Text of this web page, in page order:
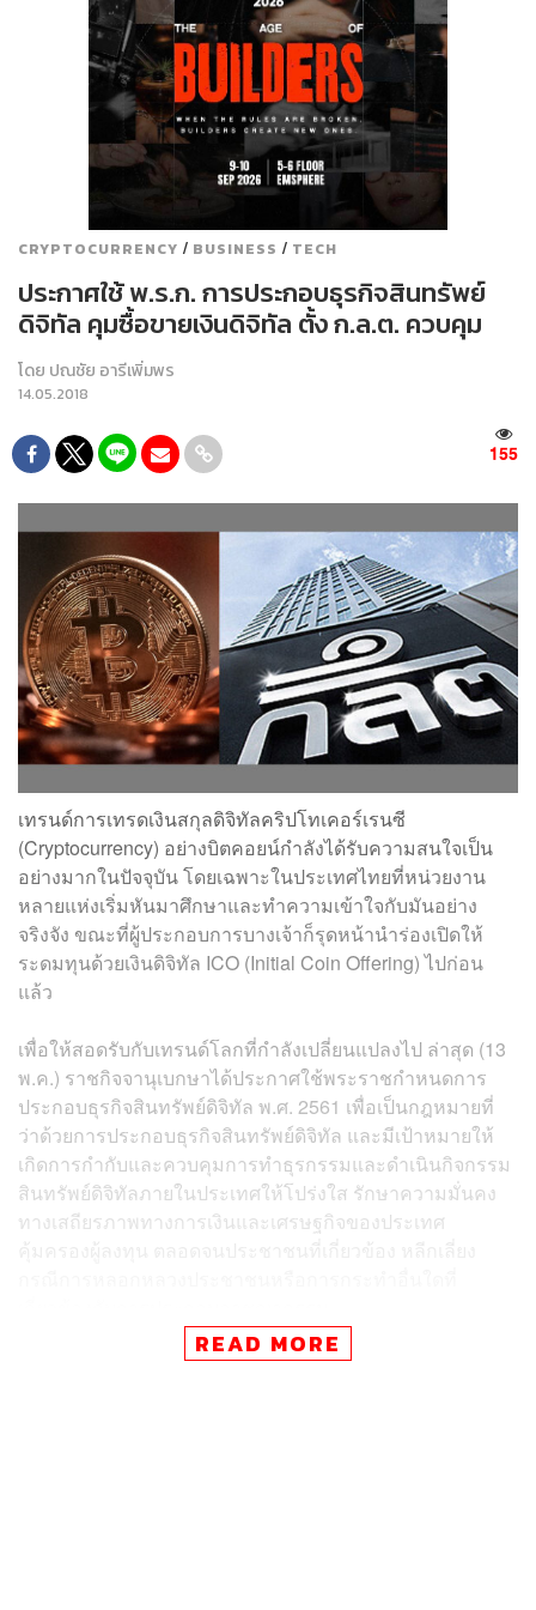
CRYPTOCURRENCY / BUSINESS / TECH
ประกาศใช้ พ.ร.ก. การประกอบธุรกิจสินทรัพย์
ดิจิทัล คุมซื้อขายเงินดิจิทัล ตั้ง ก.ล.ต. ควบคุม
โดย ปณชัย อารีเพิ่มพร
14.05.2018
155
เทรนด์การเทรดเงินสกุลดิจิทัลคริปโทเคอร์เรนซี
(Cryptocurrency) อย่างบิตคอยน์กำลังได้รับความสนใจเป็น
อย่างมากในปัจจุบัน โดยเฉพาะในประเทศไทยที่หน่วยงาน
หลายแห่งเริ่มหันมาศึกษาและทำความเข้าใจกับมันอย่าง
จริงจัง ขณะที่ผู้ประกอบการบางเจ้าก็รุดหน้านำร่องเปิดให้
ระดมทุนด้วยเงินดิจิทัล ICO (Initial Coin Offering) ไปก่อน
แล้ว
เพื่อให้สอดรับกับเทรนด์โลกที่กำลังเปลี่ยนแปลงไป ล่าสุด (13
พ.ค.) ราชกิจจานุเบกษาได้ประกาศใช้พระราชกําหนดการ
ประกอบธุรกิจสินทรัพย์ดิจิทัล พ.ศ. 2561 เพื่อเป็นกฎหมายที่
ว่าด้วยการประกอบธุรกิจสินทรัพย์ดิจิทัล และมีเป้าหมายให้
เกิดการกำกับและควบคุมการทำธุรกรรมและดำเนินกิจกรรม
สินทรัพย์ดิจิทัลภายในประเทศให้โปร่งใส รักษาความมั่นคง
ทางเสถียรภาพทางการเงินและเศรษฐกิจของประเทศ
พ.ร.ก. การประกอบธุรกิจสินทรัพย์ดิจิทัล ฉบับ พ.ศ. 2561 นี้
READ MORE